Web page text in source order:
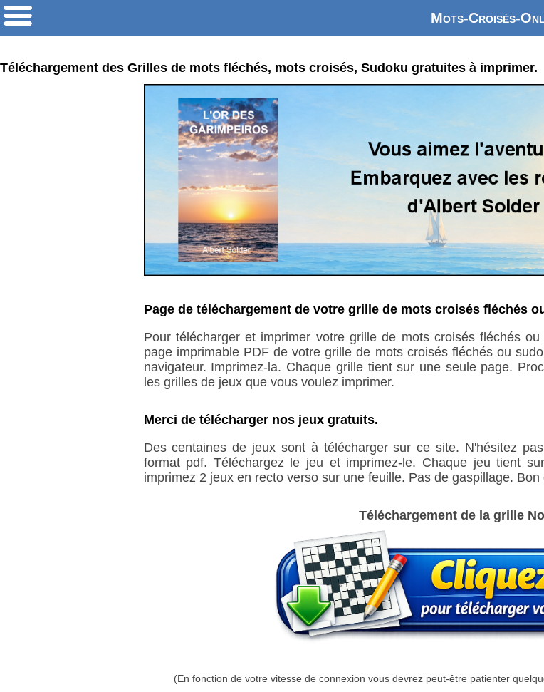
Mots-Croisés-
Téléchargement des Grilles de mots fléchés, mots croisés, Sudoku gratuites à imprimer.
Page de téléchargement de votre grille de mots croisés fléchés
Pour télécharger et imprimer votre grille de mots croisés fléchés
page imprimable PDF de votre grille de mots croisés fléchés ou
navigateur. Imprimez-la. Chaque grille tient sur une seule page.
les grilles de jeux que vous voulez imprimer.
Merci de télécharger nos jeux gratuits.
Des centaines de jeux sont à télécharger sur ce site. N'hésitez
format pdf. Téléchargez le jeu et imprimez-le. Chaque jeu tient
imprimez 2 jeux en recto verso sur une feuille. Pas de gaspillage. Bon
Téléchargement de la grille
(En fonction de votre vitesse de connexion vous devrez peut-être patienter